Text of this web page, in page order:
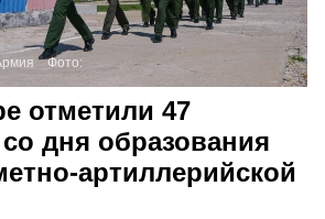
Фото:
отметили 47
дня образования
артиллерийской